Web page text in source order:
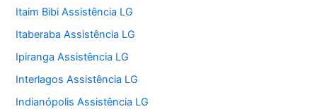
Itaim Bibi Assistência LG
Itaberaba Assistência LG
Ipiranga Assistência LG
Interlagos Assistência LG
Indianópolis Assistência LG